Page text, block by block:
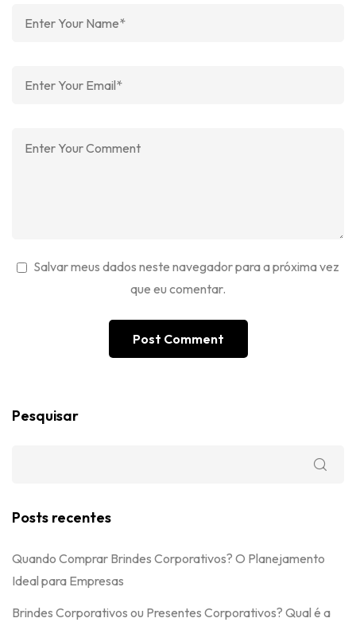
Salvar meus dados neste navegador para a próxima vez
que eu comentar.
Pesquisar
Posts recentes
Quando Comprar Brindes Corporativos? O Planejamento
Ideal para Empresas
Brindes Corporativos ou Presentes Corporativos? Qual é a